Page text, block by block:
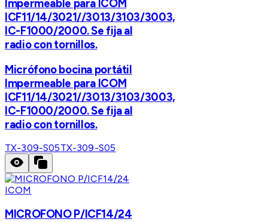
Impermeable para ICOM
ICF11/14/3021//3013/3103/3003,
IC-F1000/2000. Se fija al
radio con tornillos.
Micrófono bocina portátil
Impermeable para ICOM
ICF11/14/3021//3013/3103/3003,
IC-F1000/2000. Se fija al
radio con tornillos.
TX-309-S05TX-309-S05
ICOM
MICROFONO P/ICF14/24